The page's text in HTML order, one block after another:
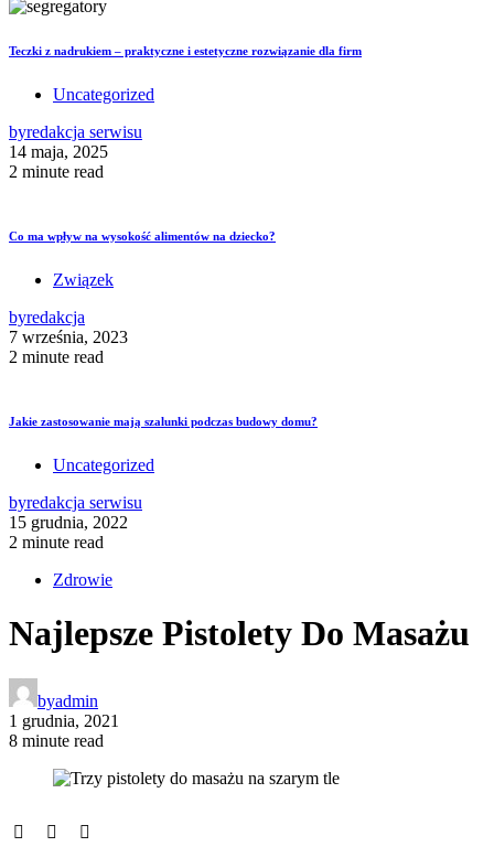
Teczki z nadrukiem – praktyczne i estetyczne rozwiązanie dla firm
Uncategorized
byredakcja serwisu
14 maja, 2025
2 minute read
Co ma wpływ na wysokość alimentów na dziecko?
Związek
byredakcja
7 września, 2023
2 minute read
Jakie zastosowanie mają szalunki podczas budowy domu?
Uncategorized
byredakcja serwisu
15 grudnia, 2022
2 minute read
Zdrowie
Najlepsze Pistolety Do Masażu
byadmin
1 grudnia, 2021
8 minute read